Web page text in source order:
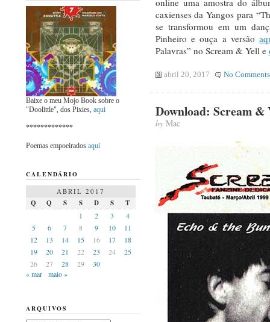
caxienses da Yangos para
se transformou em um
Pinheiro e ouça a versão
Palavras” no Scream & Yell e
abril 20, 2017 No Comments
Download: Scream &
byMac
Baixe o meu Mojo Book sobre o
"Doolittle", dos Pixies, aqui
*************
Poemas empoeirados aqui
CALENDÁRIO
ABRIL 2017
Q Q S S D S
T
1
2 3
4
5
6 7 8 9 10
11
12
13 14 15 16 17
18
19
20 21 22 23 24
25
26
27 28 29
30
« mar
maio »
ARQUIVOS